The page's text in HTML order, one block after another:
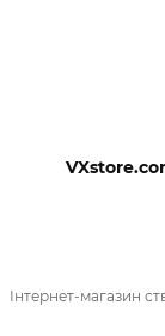
Інтернет-магазин